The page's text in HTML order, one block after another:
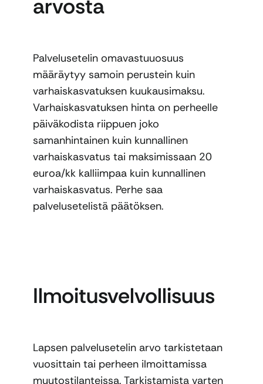
arvosta
Palvelusetelin omavastuuosuus
määräytyy samoin perustein kuin
varhaiskasvatuksen kuukausimaksu.
Varhaiskasvatuksen hinta on perheelle
päiväkodista riippuen joko
samanhintainen kuin kunnallinen
varhaiskasvatus tai maksimissaan 20
euroa/kk kalliimpaa kuin kunnallinen
varhaiskasvatus. Perhe saa
palvelusetelistä päätöksen.
Ilmoitusvelvollisuus
Lapsen palvelusetelin arvo tarkistetaan
vuosittain tai perheen ilmoittamissa
muutostilanteissa. Tarkistamista varten